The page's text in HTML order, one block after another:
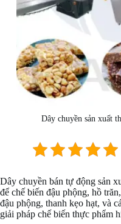
Dây chuyền sản xuất
Dây chuyền bán tự động sản
để chế biến đậu phộng, hồ
đậu phộng, thanh kẹo hạt, và
giải pháp chế biến thực phẩm